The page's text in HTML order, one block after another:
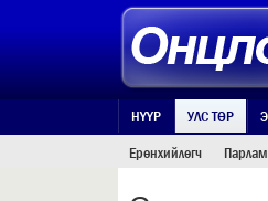
НҮҮР УЛС ТӨР
Ерөнхийлөгч